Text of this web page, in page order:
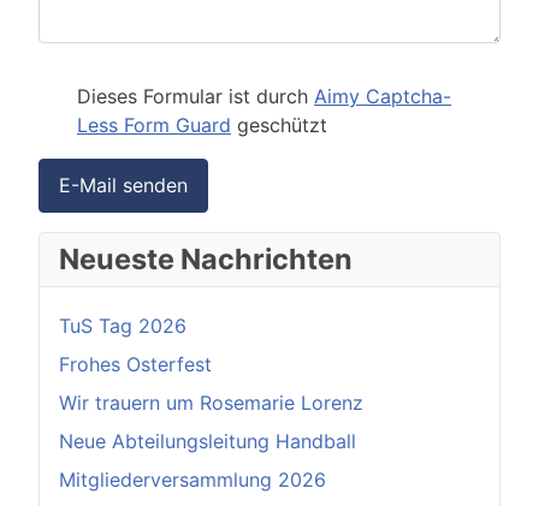
Dieses Formular ist durch Aimy Captcha-
Less Form Guard geschützt
E-Mail senden
Neueste Nachrichten
TuS Tag 2026
Frohes Osterfest
Wir trauern um Rosemarie Lorenz
Neue Abteilungsleitung Handball
Mitgliederversammlung 2026